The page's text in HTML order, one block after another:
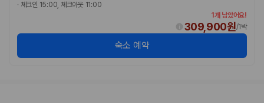
제주 렌트카는 차량 인수 위치와 셔틀 편의성에 따라 실제 이용 만족도가
달라집니다. 공항에서 렌트카 사무실까지의 이동 조건을 가격과 함께 비교
제주도 렌트카 차종별 가격비교
· 체크인 15:00, 체크아웃 11:00
1개 남았어요!
309,900원/1박
숙소 예약